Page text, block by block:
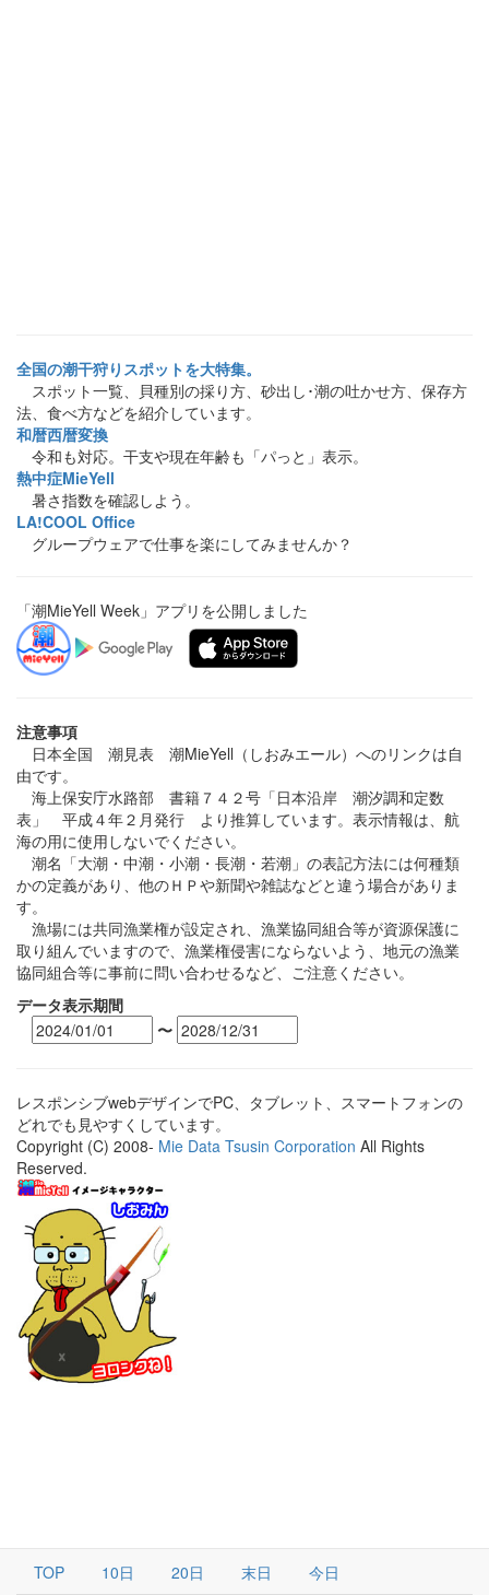
全国の潮干狩りスポットを大特集。
スポット一覧、貝種別の採り方、砂出し･潮の吐かせ方、保存方
法、食べ方などを紹介しています。
和暦西暦変換
令和も対応。干支や現在年齢も「パっと」表示。
熱中症MieYell
暑さ指数を確認しよう。
LA!COOL Office
グループウェアで仕事を楽にしてみませんか？
「潮MieYell Week」アプリを公開しました
注意事項
日本全国 潮見表 潮MieYell（しおみエール）へのリンクは自
由です。
海上保安庁水路部 書籍７４２号「日本沿岸 潮汐調和定数
表」 平成４年２月発行 より推算しています。表示情報は、航
海の用に使用しないでください。
潮名「大潮・中潮・小潮・長潮・若潮」の表記方法には何種類
かの定義があり、他のＨＰや新聞や雑誌などと違う場合がありま
す。
漁場には共同漁業権が設定され、漁業協同組合等が資源保護に
取り組んでいますので、漁業権侵害にならないよう、地元の漁業
協同組合等に事前に問い合わせるなど、ご注意ください。
データ表示期間
〜
レスポンシブwebデザインでPC、タブレット、スマートフォンの
どれでも見やすくしています。
Copyright (C) 2008- Mie Data Tsusin Corporation All Rights
Reserved.
TOP 10日 20日 末日 今日